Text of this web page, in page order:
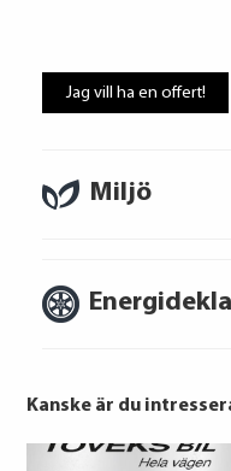
Miljö
Om du
lån. För
Jag vill ha en offert!
Kanske är du